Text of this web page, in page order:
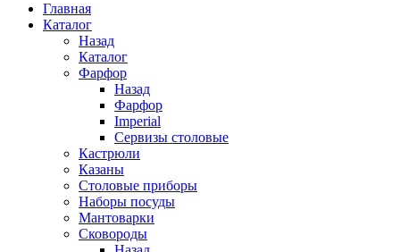
Главная
Каталог
Назад
Каталог
Фарфор
Назад
Фарфор
Imperial
Сервизы столовые
Кастрюли
Казаны
Столовые приборы
Наборы посуды
Мантоварки
Сковороды